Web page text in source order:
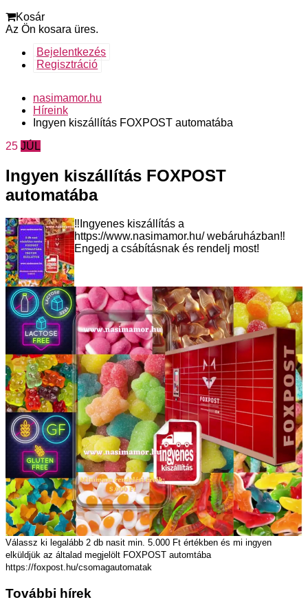
Kosár
Az Ön kosara üres.
Bejelentkezés
Regisztráció
nasimamor.hu
Híreink
Ingyen kiszállítás FOXPOST automatába
25 JÚL
Ingyen kiszállítás FOXPOST
automatába
‼️Ingyenes kiszállítás a
https://www.nasimamor.hu/ webáruházban‼️
Engedj a csábításnak és rendelj most!
Válassz ki legalább 2 db nasit min. 5.000 Ft értékben és mi ingyen
elküldjük az általad megjelölt FOXPOST automtába
https://foxpost.hu/csomagautomatak
További hírek